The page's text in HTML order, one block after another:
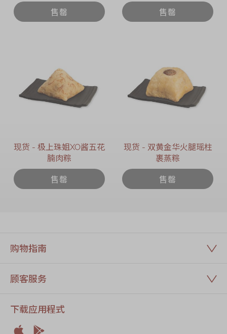
售罄 售罄
现货 - 极上珠姐XO酱五花
腩肉粽
售罄
现货 - 双黄金华火腿瑶柱
裹蒸粽
售罄
购物指南
顾客服务
下载应用程式

